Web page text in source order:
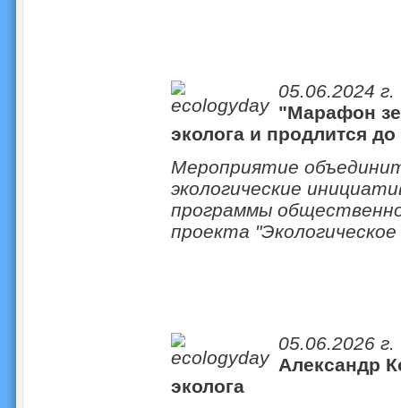
05.06.2024 г.
"Марафон
эколога и продлится
Мероприятие
экологические
программы
проекта
05.06.2026 г.
Александр
эколога